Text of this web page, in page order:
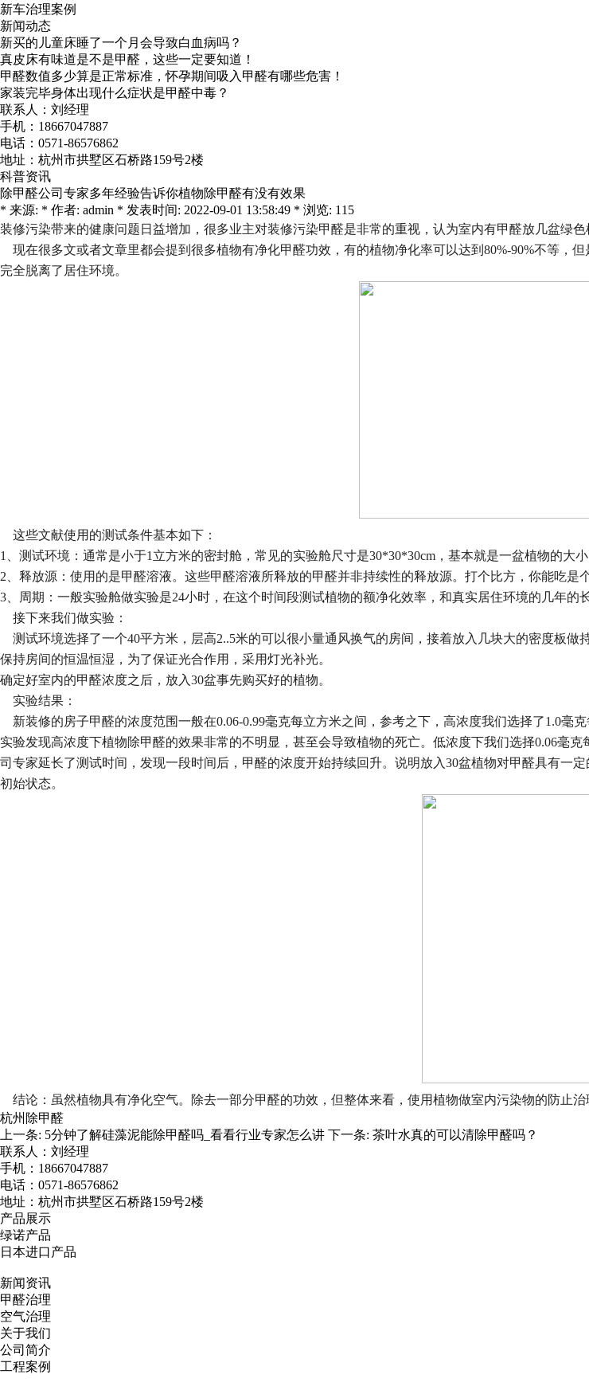
新车治理案例
新闻动态
新买的儿童床睡了一个月会导致白血病吗？
真皮床有味道是不是甲醛，这些一定要知道！
甲醛数值多少算是正常标准，怀孕期间吸入甲醛有哪些危害！
家装完毕身体出现什么症状是甲醛中毒？
联系人：刘经理
手机：18667047887
电话：0571-86576862
地址：杭州市拱墅区石桥路159号2楼
科普资讯
除甲醛公司专家多年经验告诉你植物除甲醛有没有效果
* 来源: * 作者: admin * 发表时间: 2022-09-01 13:58:49 * 浏览: 115
装修污染带来的健康问题日益增加，很多业主对装修污染甲醛是非常的重视，认为室内有甲醛放几盆绿
现在很多文或者文章里都会提到很多植物有净化甲醛功效，有的植物净化率可以达到 80%-90%不等，但
完全脱离了居住环境。
这些文献使用的测试条件基本如下：
1
、测试环境 ：通常是小于1 立方米的密封舱，常见的实验舱尺寸是30*30*30cm ，基本就是一盆植物的大小
2 、释放源： 使用的是甲醛溶液。这些甲醛溶液所释放的甲醛并非持续性的释放源。打个比方，你能吃
3 、周期： 一般实验舱做实验是24小时，在这个时间段测试植物的额净化效率，和真实居住环境的几年的
接下来我们做实验：
测试环境选择了一个40平方米，层高2..5米的可以很小量通风换气的房间，接着放入几块大的密度板
保持房间的恒温恒湿，为了保证光合作用，采用灯光补光。
确定好室内的甲醛浓度之后，放入30盆事先购买好的植物。
实验结果：
新装修的房子甲醛的浓度范围一般在0.06-0.99毫克每立方米之间，参考之下，高浓度我们选择了1.0毫克
实验发现高浓度下植物除甲醛的效果非常的不明显，甚至会导致植物的死亡。低浓度下我们选择0.06毫克
司专家延长了测试时间，发现一段时间后，甲醛的浓度开始持续回升。说明放入30盆植物对甲醛具有一
初始状态。
结论： 虽然植物具有净化空气。除去一部分甲醛的功效，但整体来看，使用植物做室内污染物的防止
杭州除甲醛
上一条: 5分钟了解硅藻泥能除甲醛吗_看看行业专家怎么讲 下一条: 茶叶水真的可以清除甲醛吗？
联系人：刘经理
手机：18667047887
电话：0571-86576862
地址：杭州市拱墅区石桥路159号2楼
产品展示
绿诺产品
日本进口产品
新闻资讯
甲醛治理
空气治理
关于我们
公司简介
工程案例